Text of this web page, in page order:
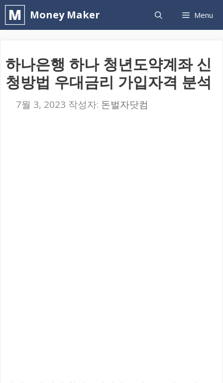
컨
텐
건
너
Money Maker Menu
하나은행 하나 청년도약계좌 신
청방법 우대금리 가입자격 분석
7월 3, 2023 작성자: 돈벌자닷컴